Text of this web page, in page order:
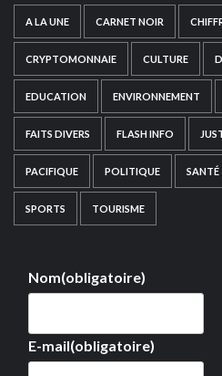
A LA UNE CARNET NOIR
CRYPTOMONNAIE CULTURE
EDUCATION ENVIRONNEMENT
FAITS DIVERS FLASH INFO
PACIFIQUE POLITIQUE SANTÉ
SPORTS TOURISME
Nom(obligatoire)
E-mail(obligatoire)